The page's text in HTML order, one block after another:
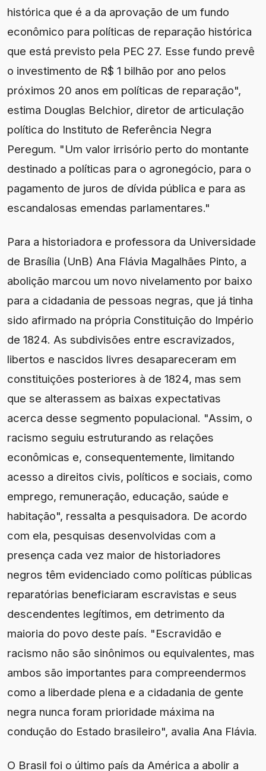
histórica que é a da aprovação de um fundo
econômico para políticas de reparação histórica
que está previsto pela PEC 27. Esse fundo prevê
o investimento de R$ 1 bilhão por ano pelos
próximos 20 anos em políticas de reparação",
estima Douglas Belchior, diretor de articulação
política do Instituto de Referência Negra
Peregum. "Um valor irrisório perto do montante
destinado a políticas para o agronegócio, para o
pagamento de juros de dívida pública e para as
escandalosas emendas parlamentares."
Para a historiadora e professora da Universidade
de Brasília (UnB) Ana Flávia Magalhães Pinto, a
abolição marcou um novo nivelamento por baixo
para a cidadania de pessoas negras, que já tinha
sido afirmado na própria Constituição do Império
de 1824. As subdivisões entre escravizados,
libertos e nascidos livres desapareceram em
constituições posteriores à de 1824, mas sem
que se alterassem as baixas expectativas
acerca desse segmento populacional. "Assim, o
racismo seguiu estruturando as relações
econômicas e, consequentemente, limitando
acesso a direitos civis, políticos e sociais, como
emprego, remuneração, educação, saúde e
habitação", ressalta a pesquisadora. De acordo
com ela, pesquisas desenvolvidas com a
presença cada vez maior de historiadores
negros têm evidenciado como políticas públicas
reparatórias beneficiaram escravistas e seus
descendentes legítimos, em detrimento da
maioria do povo deste país. "Escravidão e
racismo não são sinônimos ou equivalentes, mas
ambos são importantes para compreendermos
como a liberdade plena e a cidadania de gente
negra nunca foram prioridade máxima na
condução do Estado brasileiro", avalia Ana Flávia.
O Brasil foi o último país da América a abolir a